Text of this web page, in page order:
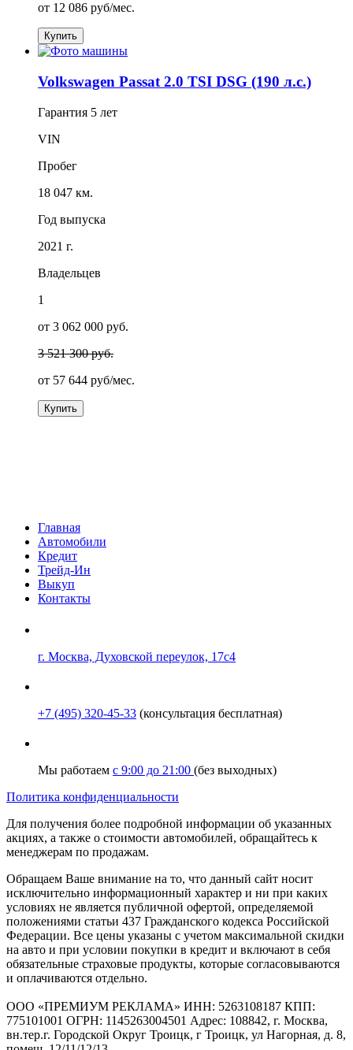
от 12 086 руб/мес.
Купить
Volkswagen Passat 2.0 TSI DSG (190 л.с.)
Гарантия 5 лет
VIN
Пробег
18 047 км.
Год выпуска
2021 г.
Владельцев
1
от 3 062 000 руб.
3 521 300 руб.
от 57 644 руб/мес.
Купить
Главная
Автомобили
Кредит
Трейд-Ин
Выкуп
Контакты
г. Москва, Духовской переулок, 17с4
+7 (495) 320-45-33 (консультация бесплатная)
Мы работаем с 9:00 до 21:00 (без выходных)
Политика конфиденциальности
Для получения более подробной информации об указанных
акциях, а также о стоимости автомобилей, обращайтесь к
менеджерам по продажам.
Обращаем Ваше внимание на то, что данный сайт носит
исключительно информационный характер и ни при каких
условиях не является публичной офертой, определяемой
положениями статьи 437 Гражданского кодекса Российской
Федерации. Все цены указаны с учетом максимальной скидки
на авто и при условии покупки в кредит и включают в себя
обязательные страховые продукты, которые согласовываются
и оплачиваются отдельно.
ООО «ПРЕМИУМ РЕКЛАМА» ИНН: 5263108187 КПП:
775101001 ОГРН: 1145263004501 Адрес: 108842, г. Москва,
вн.тер.г. Городской Округ Троицк, г Троицк, ул Нагорная, д. 8,